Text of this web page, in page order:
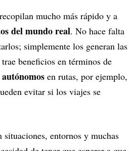
mucho más rápido y a
del mundo real. No hace falta
simplemente los generan las
beneficios en términos de
en rutas, por ejemplo,
evitar si los viajes se
situaciones, entornos y muchas